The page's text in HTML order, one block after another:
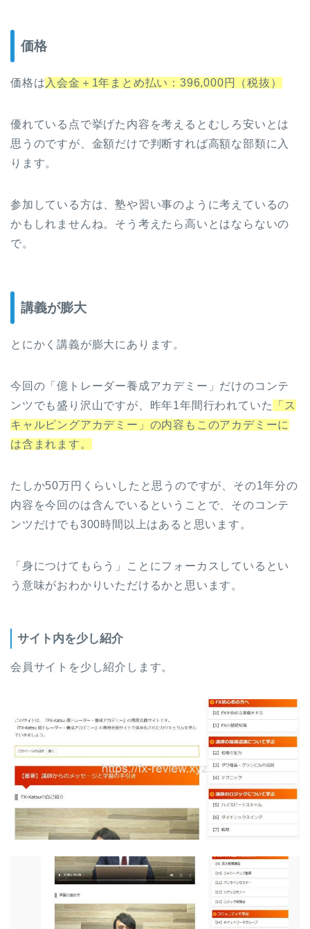
価格
価格は 入会金＋1年まとめ払い：396,000円（税抜）
優れている点で挙げた内容を考えるとむしろ安いとは
思うのですが、金額だけで判断すれば高額な部類に入
ります。
参加している方は、塾や習い事のように考えているの
かもしれませんね。そう考えたら高いとはならないの
で。
講義が膨大
とにかく講義が膨大にあります。
今回の「億トレーダー養成アカデミー」だけのコンテ
ンツでも盛り沢山ですが、昨年1年間行われていた
「ス
キャルピングアカデミー」の内容もこのアカデミーに
は含まれます。
たしか50万円くらいしたと思うのですが、その1年分の
内容を今回のは含んでいるということで、そのコンテ
ンツだけでも300時間以上はあると思います。
「身につけてもらう」ことにフォーカスしているとい
う意味がおわかりいただけるかと思います。
サイト内を少し紹介
会員サイトを少し紹介します。